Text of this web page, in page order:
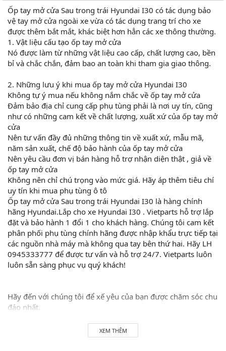
Ốp tay mở cửa Sau trong trái Hyundai I30 có tác dụng bảo
vệ tay mở cửa ngoài xe vừa có tác dụng trang trí cho xe
được thêm bắt mắt, khác biệt hơn hẳn các xe thông thường.
1. Vật liệu cấu tạo ốp tay mở cửa
Nó được làm từ những vật liệu cao cấp, chất lượng cao, bền
bỉ và chắc chắn, đảm bao an toàn khi tham gia giao thông.
2. Những lưu ý khi mua ốp tay mở cửa Hyundai I30
Không tự ý mua nếu không nắm chắc về ốp tay mở cửa
Đảm bảo địa chỉ cung cấp phụ tùng phải là nơi uy tín, cũng
như có những cam kết về chất lượng, xuất xứ của ốp tay mở
cửa
Nên tư vấn đầy đủ những thông tin về xuất xứ, mẫu mã,
năm sản xuất, chế độ bảo hành của ốp tay mở cửa
Nên yêu cầu đơn vị bán hàng hỗ trợ nhận diện thật , giả về
ốp tay mở cửa
Không nên chỉ chú trọng vào mức giá. Hãy áp thêm tiêu chí
uy tín khi mua phụ tùng ô tô
Ốp tay mở cửa Sau trong trái Hyundai I30 là hàng chính
hãng Hyundai.Lắp cho xe Hyundai I30 . Vietparts hỗ trợ lắp
đặt và bảo hành 1 đổi 1 cho khách hàng. Chúng tôi cam kết
phân phối phụ tùng chính hãng được nhập khẩu trực tiếp tại
các nguồn nhà máy mà không qua tay bên thứ hai. Hãy LH
0945333777 để được tư vấn và hỗ trợ 24/7. Vietparts luôn
luôn sẵn sàng phục vụ quý khách!
Hãy đến với chúng tôi để xế yêu của bạn được chăm sóc chu
đáo nhất.
#vietparts #ascgroup #phutungotodungxuatxurochatluong
#phugiaoto #phutungoto
XEM THÊM